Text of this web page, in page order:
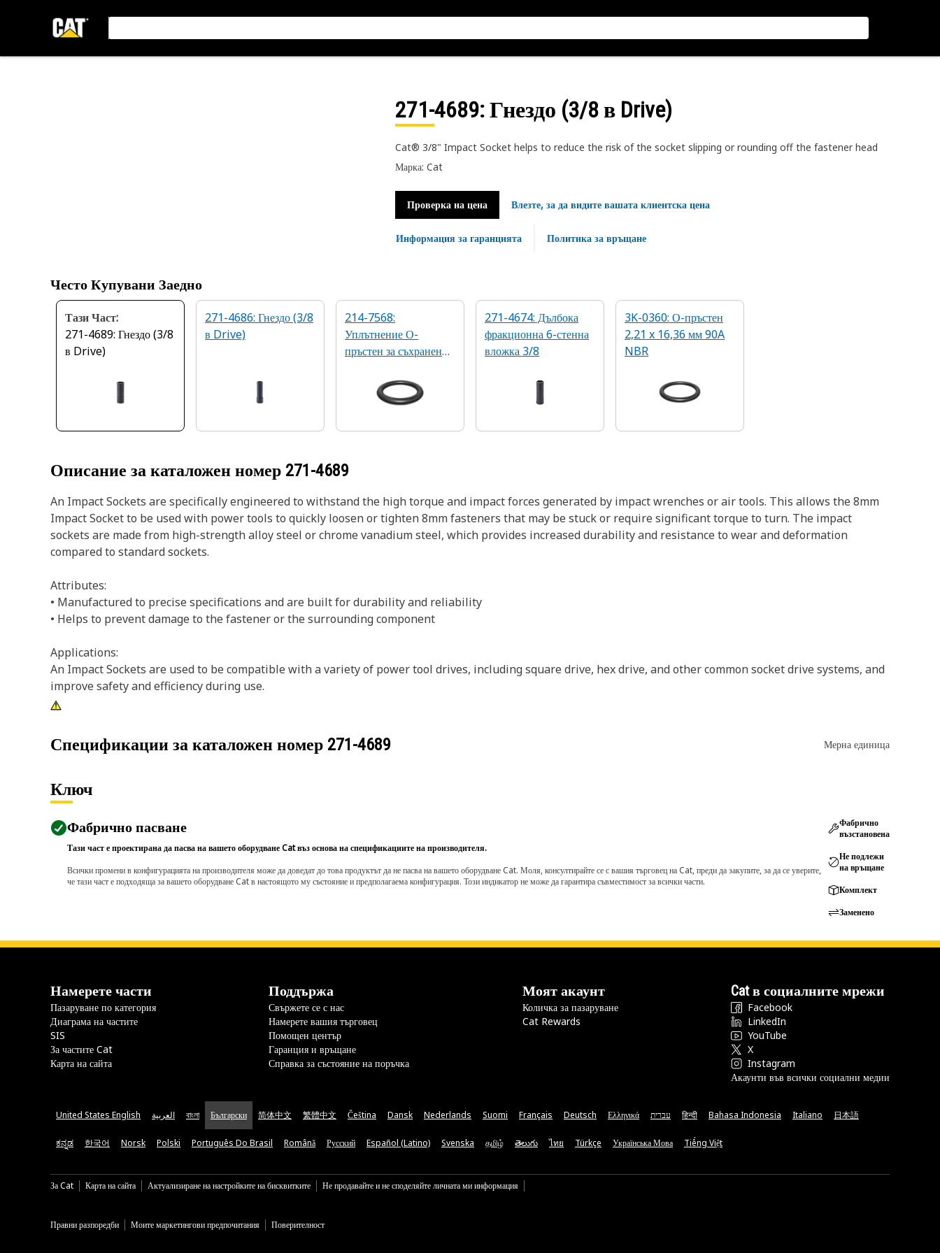
271-4689: Гнездо (3/8 в Drive)
Cat® 3/8" Impact Socket helps to reduce the risk of the socket slipping or rounding off the fastener head
Марка: Cat
Проверка на цена Влезте, за да видите вашата клиентска цена
Информация за гаранцията Политика за връщане
Често Купувани Заедно
Тази Част:
271-4689: Гнездо (3/8
в Drive)
271-4686: Гнездо (3/8
в Drive)
214-7568:
Уплътнение О-
пръстен за съхранение
271-4674: Дълбока
фракционна 6-стенна
вложка 3/8
3K-0360: О-пръстен
2,21 x 16,36 мм 90A
NBR
Описание за каталожен номер 271-4689
An Impact Sockets are specifically engineered to withstand the high torque and impact forces generated by impact wrenches or air tools. This allows the 8mm
Impact Socket to be used with power tools to quickly loosen or tighten 8mm fasteners that may be stuck or require significant torque to turn. The impact
sockets are made from high-strength alloy steel or chrome vanadium steel, which provides increased durability and resistance to wear and deformation
compared to standard sockets.
Attributes:
• Manufactured to precise specifications and are built for durability and reliability
• Helps to prevent damage to the fastener or the surrounding component
Applications:
An Impact Sockets are used to be compatible with a variety of power tool drives, including square drive, hex drive, and other common socket drive systems, and
improve safety and efficiency during use.
Спецификации за каталожен номер 271-4689 Мерна единица
Ключ
Фабрично пасване
Тази част е проектирана да пасва на вашето оборудване Cat въз основа на спецификациите на производителя.
Всички промени в конфигурацията на производителя може да доведат до това продуктът да не пасва на вашето оборудване Cat. Моля, консултирайте се с вашия търговец на Cat, преди да закупите, за да се уверите,
че тази част е подходяща за вашето оборудване Cat в настоящото му състояние и предполагаема конфигурация. Този индикатор не може да гарантира съвместимост за всички части.
Фабрично
възстановена
Не подлежи
на връщане
Комплект
Заменено
Намерете части
Пазаруване по категория
Диаграма на частите
SIS
За частите Cat
Карта на сайта
Поддържа
Свържете се с нас
Намерете вашия търговец
Помощен център
Гаранция и връщане
Справка за състояние на поръчка
Моят акаунт
Количка за пазаруване
Cat Rewards
Cat в социалните мрежи
Facebook
LinkedIn
YouTube
X
Instagram
Акаунти във всички социални медии
United States English العربية বাংলা Български 简体中文 繁體中文 Čeština Dansk Nederlands Suomi Français Deutsch Ελληνικά עברית हिन्दी Bahasa Indonesia Italiano 日本語
ಕನ್ನಡ 한국어 Norsk Polski Português Do Brasil Română Русский Español (Latino) Svenska தமிழ் తెలుగు ไทย Türkçe Українська Мова Tiếng Việt
За Cat Карта на сайта Актуализиране на настройките на бисквитките Не продавайте и не споделяйте личната ми информация
Правни разпоредби Моите маркетингови предпочитания Поверителност